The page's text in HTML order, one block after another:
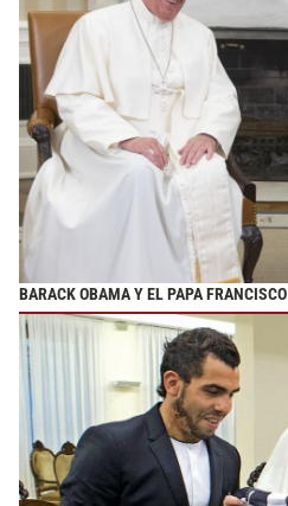
BARACK OBAMA Y EL PAPA FRANCISCO